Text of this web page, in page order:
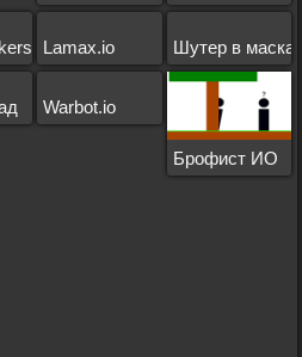
Lamax.io Шутер в
Warbot.io
Брофист ИО